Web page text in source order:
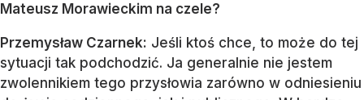
Mateusz Morawieckim na czele?
Przemysław Czarnek: Jeśli ktoś chce, to może do tej
sytuacji tak podchodzić. Ja generalnie nie jestem
zwolennikiem tego przysłowia zarówno w odniesieniu